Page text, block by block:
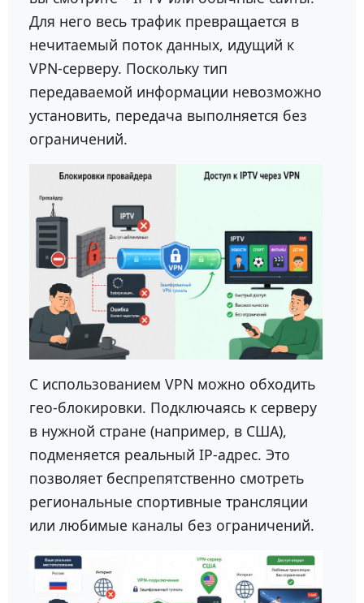
Для него весь трафик превращается в
нечитаемый поток данных, идущий к
VPN-серверу. Поскольку тип
передаваемой информации невозможно
установить, передача выполняется без
ограничений.
С использованием VPN можно обходить
гео-блокировки. Подключаясь к серверу
в нужной стране (например, в США),
подменяется реальный IP-адрес. Это
позволяет беспрепятственно смотреть
региональные спортивные трансляции
или любимые каналы без ограничений.